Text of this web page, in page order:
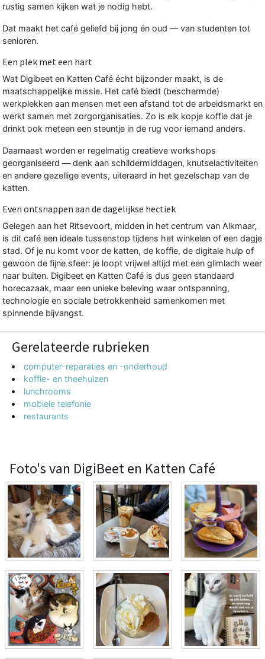
rustig samen kijken wat je nodig hebt.
Dat maakt het café geliefd bij jong én oud — van studenten tot
senioren.
Een plek met een hart
Wat Digibeet en Katten Café écht bijzonder maakt, is de
maatschappelijke missie. Het café biedt (beschermde)
werkplekken aan mensen met een afstand tot de arbeidsmarkt en
werkt samen met zorgorganisaties. Zo is elk kopje koffie dat je
drinkt ook meteen een steuntje in de rug voor iemand anders.
Daarnaast worden er regelmatig creatieve workshops
georganiseerd — denk aan schildermiddagen, knutselactiviteiten
en andere gezellige events, uiteraard in het gezelschap van de
katten.
Even ontsnappen aan de dagelijkse hectiek
Gelegen aan het Ritsevoort, midden in het centrum van Alkmaar,
is dit café een ideale tussenstop tijdens het winkelen of een dagje
stad. Of je nu komt voor de katten, de koffie, de digitale hulp of
gewoon de fijne sfeer: je loopt vrijwel altijd met een glimlach weer
naar buiten. Digibeet en Katten Café is dus geen standaard
horecazaak, maar een unieke beleving waar ontspanning,
technologie en sociale betrokkenheid samenkomen met
spinnende bijvangst.
Gerelateerde rubrieken
computer-reparaties en -onderhoud
koffie- en theehuizen
lunchrooms
mobiele telefonie
restaurants
Foto's van DigiBeet en Katten Café